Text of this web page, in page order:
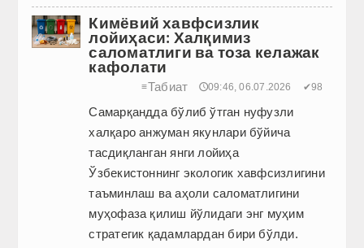
Кимёвий хавфсизлик
лойиҳаси: Халқимиз
саломатлиги ва тоза келажак
кафолати
≡Табиат 🕔09:46, 06.07.2026 ✔98
Самарқандда бўлиб ўтган нуфузли
халқаро анжуман якунлари бўйича
тасдиқланган янги ло­йиҳа
Ўзбекистоннинг экологик хавфсизлигини
таъминлаш ва аҳоли саломатлигини
муҳофаза қилиш йўлидаги энг муҳим
стратегик қадамлардан бири бўлди.